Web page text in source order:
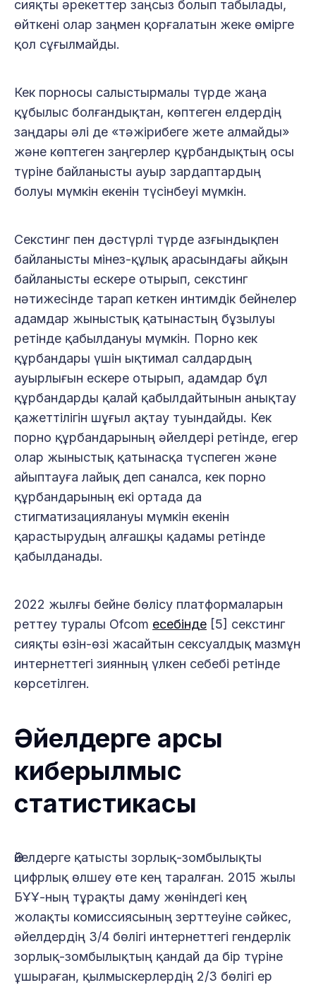
сияқты әрекеттер заңсыз болып табылады,
өйткені олар заңмен қорғалатын жеке өмірге
қол сұғылмайды.
Кек порносы салыстырмалы түрде жаңа
құбылыс болғандықтан, көптеген елдердің
заңдары әлі де «тәжірибеге жете алмайды»
және көптеген заңгерлер құрбандықтың осы
түріне байланысты ауыр зардаптардың
болуы мүмкін екенін түсінбеуі мүмкін.
Секстинг пен дәстүрлі түрде азғындықпен
байланысты мінез-құлық арасындағы айқын
байланысты ескере отырып, секстинг
нәтижесінде тарап кеткен интимдік бейнелер
адамдар жыныстық қатынастың бұзылуы
ретінде қабылдануы мүмкін. Порно кек
құрбандары үшін ықтимал салдардың
ауырлығын ескере отырып, адамдар бұл
құрбандарды қалай қабылдайтынын анықтау
қажеттілігін шұғыл ақтау туындайды. Кек
порно құрбандарының әйелдері ретінде, егер
олар жыныстық қатынасқа түспеген және
айыптауға лайық деп саналса, кек порно
құрбандарының екі ортада да
стигматизациялануы мүмкін екенін
қарастырудың алғашқы қадамы ретінде
қабылданады.
2022 жылғы бейне бөлісу платформаларын
реттеу туралы Ofcom есебінде [5] секстинг
сияқты өзін-өзі жасайтын сексуалдық мазмұн
интернеттегі зиянның үлкен себебі ретінде
көрсетілген.
Әйелдерге қарсы
киберқылмыс
статистикасы
Әйелдерге қатысты зорлық-зомбылықты
цифрлық өлшеу өте кең таралған. 2015 жылы
БҰҰ-ның тұрақты даму жөніндегі кең
жолақты комиссиясының зерттеуіне сәйкес,
әйелдердің 3/4 бөлігі интернеттегі гендерлік
зорлық-зомбылықтың қандай да бір түріне
ұшыраған, қылмыскерлердің 2/3 бөлігі ер